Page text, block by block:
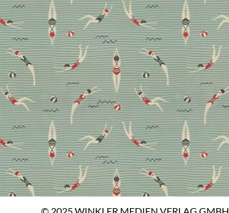
© 2025 WINKLER MEDIEN VERLAG GMBH